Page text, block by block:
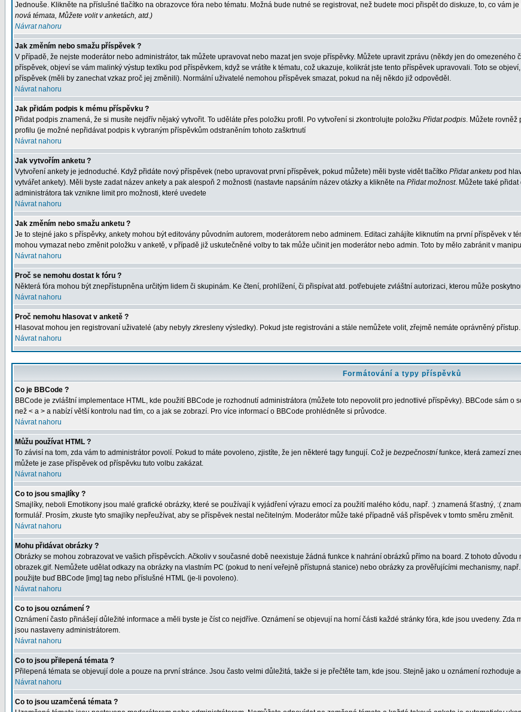
Jednouše. Klikněte na příslušné tlačítko na obrazovce fóra nebo tématu. Možná bude nutné se registrovat, než budete moci přispět do diskuze, to, co vám
nová témata, Můžete volit v anketách, atd.)
Návrat nahoru
Jak změním nebo smažu příspěvek ?
V případě, že nejste moderátor nebo administrátor, tak můžete upravovat nebo mazat jen svoje příspěvky. Můžete upravit zprávu (někdy jen do omezeného
příspěvek, objeví se vám malinký výstup textíku pod příspěvkem, když se vrátíte k tématu, což ukazuje, kolikrát jste tento příspěvek upravovali. Toto se
příspěvek (měli by zanechat vzkaz proč jej změnili). Normální uživatelé nemohou příspěvek smazat, pokud na něj někdo již odpověděl.
Návrat nahoru
Jak přidám podpis k mému příspěvku ?
Přidat podpis znamená, že si musíte nejdřív nějaký vytvořit. To uděláte přes položku profil. Po vytvoření si zkontrolujte položku Přidat podpis. Můžete rovněž
profilu (je možné nepřidávat podpis k vybraným příspěvkům odstraněním tohoto zaškrtnutí
Návrat nahoru
Jak vytvořím anketu ?
Vytvoření ankety je jednoduché. Když přidáte nový příspěvek (nebo upravovat první příspěvek, pokud můžete) měli byste vidět tlačítko Přidat anketu pod
vytvářet ankety). Měli byste zadat název ankety a pak alespoň 2 možnosti (nastavte napsáním název otázky a klikněte na Přidat možnost. Můžete také
administrátora tak vznikne limit pro možnosti, které uvedete
Návrat nahoru
Jak změním nebo smažu anketu ?
Je to stejné jako s příspěvky, ankety mohou být editovány původním autorem, moderátorem nebo adminem. Editaci zahájíte kliknutím na první příspěvek v
mohou vymazat nebo změnit položku v anketě, v případě již uskutečněné volby to tak může učinit jen moderátor nebo admin. Toto by mělo zabránit v
Návrat nahoru
Proč se nemohu dostat k fóru ?
Některá fóra mohou být znepřístupněna určitým lidem či skupinám. Ke čtení, prohlížení, či přispívat atd. potřebujete zvláštní autorizaci, kterou může
Návrat nahoru
Proč nemohu hlasovat v anketě ?
Hlasovat mohou jen registrovaní uživatelé (aby nebyly zkresleny výsledky). Pokud jste registrováni a stále nemůžete volit, zřejmě nemáte oprávněný přístup.
Návrat nahoru
Formátování a typy příspěvků
Co je BBCode ?
BBCode je zvláštní implementace HTML, kde použití BBCode je rozhodnutí administrátora (můžete toto nepovolit pro jednotlivé příspěvky). BBCode sám o
než < a > a nabízí větší kontrolu nad tím, co a jak se zobrazí. Pro více informací o BBCode prohlédněte si průvodce.
Návrat nahoru
Můžu používat HTML ?
To závisí na tom, zda vám to administrátor povolí. Pokud to máte povoleno, zjistíte, že jen některé tagy fungují. Což je bezpečnostní funkce, která zamezí
můžete je zase příspěvek od příspěvku tuto volbu zakázat.
Návrat nahoru
Co to jsou smajlíky ?
Smajlíky, neboli Emotikony jsou malé grafické obrázky, které se používají k vyjádření výrazu emocí za použití malého kódu, např. :) znamená šťastný, :(
formulář. Prosím, zkuste tyto smajlíky nepřeužívat, aby se příspěvek nestal nečitelným. Moderátor může také případně váš příspěvek v tomto směru změnit.
Návrat nahoru
Mohu přidávat obrázky ?
Obrázky se mohou zobrazovat ve vašich příspěvcích. Ačkoliv v současné době neexistuje žádná funkce k nahrání obrázků přímo na board. Z tohoto
obrazek.gif. Nemůžete udělat odkazy na obrázky na vlastním PC (pokud to není veřejně přístupná stanice) nebo obrázky za prověřujícími mechanismy,
použijte buď BBCode [img] tag nebo příslušné HTML (je-li povoleno).
Návrat nahoru
Co to jsou oznámení ?
Oznámení často přinášejí důležité informace a měli byste je číst co nejdříve. Oznámení se objevují na horní části každé stránky fóra, kde jsou uvedeny.
jsou nastaveny administrátorem.
Návrat nahoru
Co to jsou přilepená témata ?
Přilepená témata se objevují dole a pouze na první stránce. Jsou často velmi důležitá, takže si je přečtěte tam, kde jsou. Stejně jako u oznámení
Návrat nahoru
Co to jsou uzamčená témata ?